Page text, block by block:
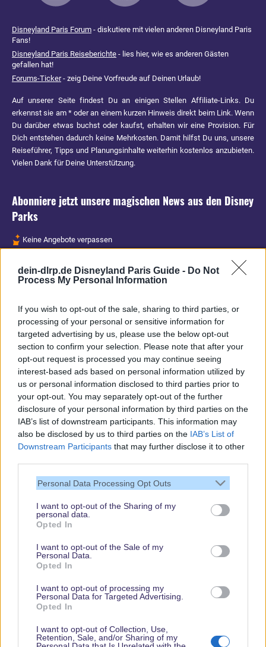
dein-dlrp.de Disneyland Paris Guide - Do Not
Process My Personal Information
If you wish to opt-out of the sale, sharing to third parties, or
processing of your personal or sensitive information for
targeted advertising by us, please use the below opt-out
section to confirm your selection. Please note that after your
opt-out request is processed you may continue seeing
interest-based ads based on personal information utilized by
us or personal information disclosed to third parties prior to
your opt-out. You may separately opt-out of the further
disclosure of your personal information by third parties on the
IAB’s list of downstream participants. This information may
also be disclosed by us to third parties on the IAB’s List of
Downstream Participants that may further disclose it to other
Personal Data Processing Opt Outs
I want to opt-out of the Sharing of my
personal data.
Opted In
I want to opt-out of the Sale of my
Personal Data.
Opted In
I want to opt-out of processing my
Personal Data for Targeted Advertising.
Opted In
I want to opt-out of Collection, Use,
Retention, Sale, and/or Sharing of my
Disneyland Paris Forum - diskutiere mit vielen anderen Disneyland Paris
Fans!
Disneyland Paris Reiseberichte - lies hier, wie es anderen Gästen
gefallen hat!
Forums-Ticker- zeig Deine Vorfreude auf Deinen Urlaub!
Auf unserer Seite findest Du an einigen Stellen Affiliate-Links. Du
erkennst sie am * oder an einem kurzen Hinweis direkt beim Link. Wenn
Du darüber etwas buchst oder kaufst, erhalten wir eine Provision. Für
Dich entstehen dadurch keine Mehrkosten. Damit hilfst Du uns, unsere
Reiseführer, Tipps und Planungsinhalte weiterhin kostenlos anzubieten.
Vielen Dank für Deine Unterstützung.
Abonniere jetzt unsere magischen News aus den Disney
Parks
Keine Angebote verpassen
Spannende Lesetipps
Vielen Dank,
dass Du unsere
Seite liest.
Schau regelmäßig
© dein-dlrp | Einige Elemente ©Disney. dein-dlrp ist ein Reiseführer für
Disneyland Paris & Walt Disney World und ist unabhängig von "The Walt
Disney Company", "EuroDisney S.C.A." oder deren Tochter- sowie
Partnerunternehmen.
Impressum|Datenschutzerklärung